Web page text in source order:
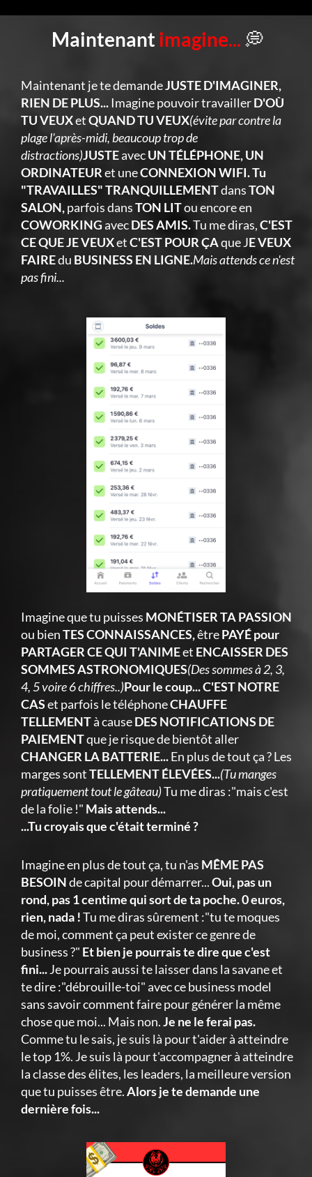
Maintenant imagine... 💭
Maintenant je te demandeJUSTE D'IMAGINER,
RIEN DE PLUS... Imagine pouvoir travaillerD'OÙ
TU VEUXetQUAND TU VEUX(évite par contre la
plage l'après-midi, beaucoup trop de
distractions)JUSTEavecUN TÉLÉPHONE, UN
ORDINATEURet uneCONNEXION WIFI. Tu
"TRAVAILLES" TRANQUILLEMENTdansTON
SALON,parfois dansTON LITou encore en
COWORKINGavecDES AMIS.Tu me diras,C'EST
CE QUE JE VEUXetC'EST POUR ÇAque JE VEUX
FAIREdu BUSINESS EN LIGNE.Mais attends ce n'est
pas fini...
Imagine que tu puisses MONÉTISER TA PASSION
ou bienTES CONNAISSANCES,êtrePAYÉ pour
PARTAGER CE QUI T'ANIMEet ENCAISSER DES
SOMMES ASTRONOMIQUES(Des sommes à 2, 3,
4, 5 voire 6 chiffres..)Pour le coup... C'EST NOTRE
CASet parfois le téléphoneCHAUFFE
TELLEMENTà causeDES NOTIFICATIONS DE
PAIEMENTque je risque de bientôt aller
CHANGER LA BATTERIE...En plus de tout ça ? Les
marges sontTELLEMENT ÉLEVÉES...(Tu manges
pratiquement tout le gâteau)Tu me diras :"mais c'est
de la folie !" Mais attends...
...Tu croyais que c'était terminé ?
Imagine en plus de tout ça, tu n'as MÊME PAS
BESOINde capital pour démarrer...Oui, pas un
rond, pas 1 centime qui sort de ta poche. 0 euros,
rien, nada !Tu me diras sûrement :"tu te moques
de moi, comment ça peut exister ce genre de
business ?" Et bien je pourrais te dire que c'est
fini...Je pourrais aussi te laisser dans la savane et
te dire :"débrouille-toi" avec ce business model
sans savoir comment faire pour générer la même
chose que moi... Mais non.Je ne le ferai pas.
Comme tu le sais, je suis là pour t'aider à atteindre
le top 1%. Je suis là pour t'accompagner à atteindre
la classe des élites, les leaders, la meilleure version
que tu puisses être.Alors je te demande une
dernière fois...